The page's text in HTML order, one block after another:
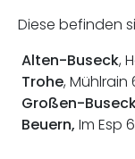
Diese befinden
Alten-Buseck,
Trohe, Mühlrain
Großen-
Beuern, Im Esp 6